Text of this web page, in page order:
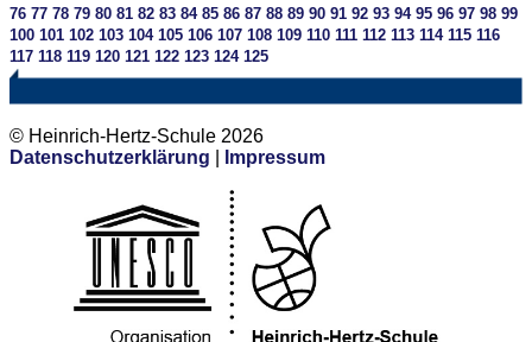
76 77 78 79 80 81 82 83 84 85 86 87 88 89 90 91 92 93 94 95 96 97 98 99
100 101 102 103 104 105 106 107 108 109 110 111 112 113 114 115 116
117 118 119 120 121 122 123 124 125
© Heinrich-Hertz-Schule 2026
Datenschutzerklärung
Impressum